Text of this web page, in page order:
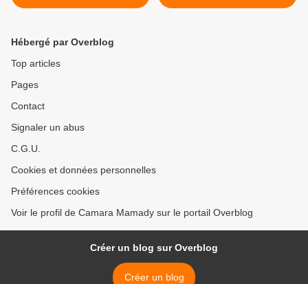
fête
son ras-le-bol >
Hébergé par Overblog
Top articles
Pages
Contact
Signaler un abus
C.G.U.
Cookies et données personnelles
Préférences cookies
Voir le profil de Camara Mamady sur le portail Overblog
Créer un blog sur Overblog
Créer un blog